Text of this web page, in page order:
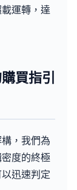
運轉，達
買指引
，我們為
度的終極
迅速判定